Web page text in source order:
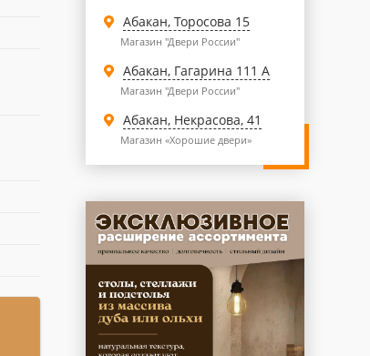
Абакан, Торосова 15
Магазин "Двери России"
Абакан, Гагарина 111 А
Магазин "Двери России"
Абакан, Некрасова, 41
Магазин «Хорошие двери»